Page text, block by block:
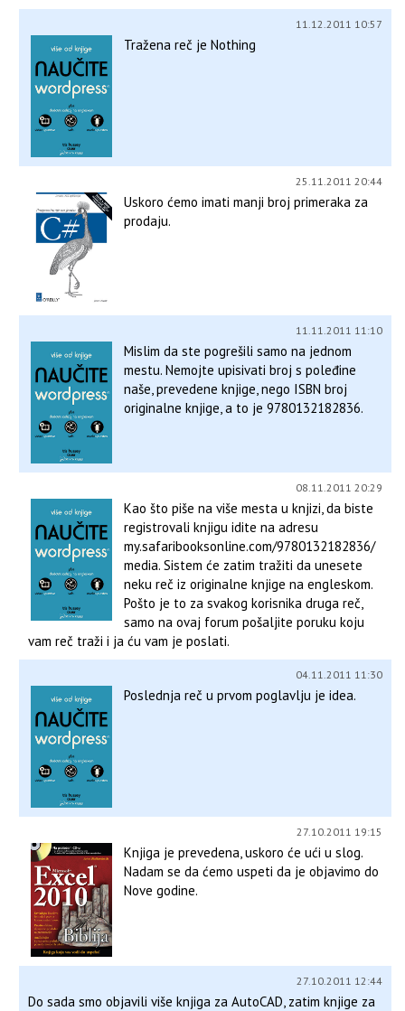
11.12.2011 10:57
Tražena reč je Nothing
25.11.2011 20:44
Uskoro ćemo imati manji broj primeraka za
prodaju.
11.11.2011 11:10
Mislim da ste pogrešili samo na jednom
mestu. Nemojte upisivati broj s poleđine
naše, prevedene knjige, nego ISBN broj
originalne knjige, a to je 9780132182836.
08.11.2011 20:29
Kao što piše na više mesta u knjizi, da biste
registrovali knjigu idite na adresu
my.safaribooksonline.com/9780132182836/
media. Sistem će zatim tražiti da unesete
neku reč iz originalne knjige na engleskom.
Pošto je to za svakog korisnika druga reč,
samo na ovaj forum pošaljite poruku koju
vam reč traži i ja ću vam je poslati.
04.11.2011 11:30
Poslednja reč u prvom poglavlju je idea.
27.10.2011 19:15
Knjiga je prevedena, uskoro će ući u slog.
Nadam se da ćemo uspeti da je objavimo do
Nove godine.
27.10.2011 12:44
Do sada smo objavili više knjiga za AutoCAD, zatim knjige za